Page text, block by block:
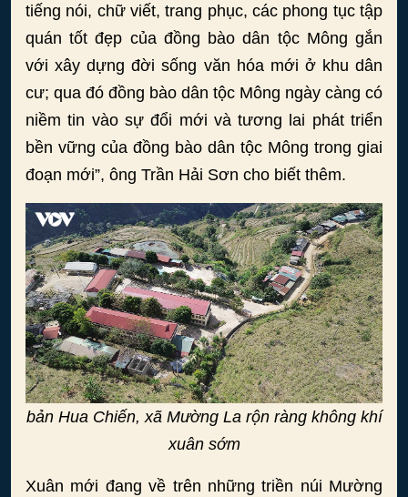
tiếng nói, chữ viết, trang phục, các phong tục tập
quán tốt đẹp của đồng bào dân tộc Mông gắn
với xây dựng đời sống văn hóa mới ở khu dân
cư; qua đó đồng bào dân tộc Mông ngày càng có
niềm tin vào sự đổi mới và tương lai phát triển
bền vững của đồng bào dân tộc Mông trong giai
đoạn mới”, ông Trần Hải Sơn cho biết thêm.
bản Hua Chiến, xã Mường La rộn ràng không khí
xuân sớm
Xuân mới đang về trên những triền núi Mường